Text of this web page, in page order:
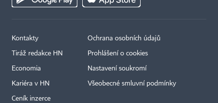
Kontakty
Tiráž redakce HN
Economia
Kariéra v HN
Ceník inzerce
Ochrana osobních údajů
Prohlášení o cookies
Nastavení soukromí
Všeobecné smluvní podmínky